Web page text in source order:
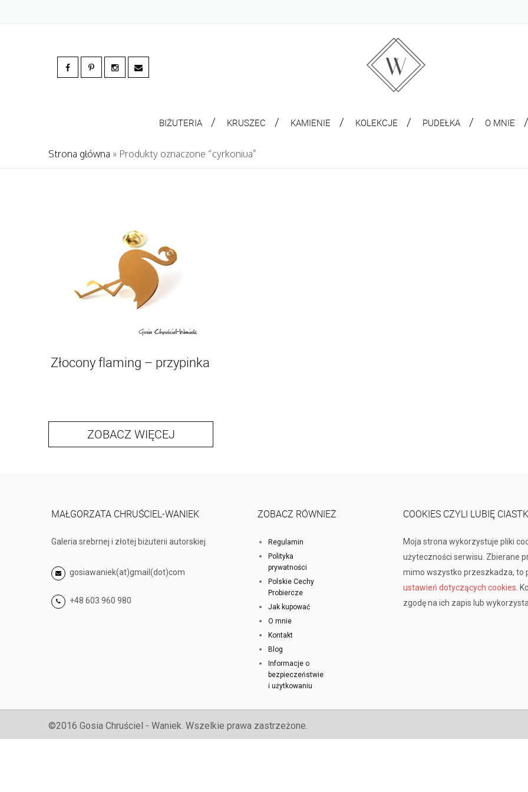
BIŻUTERIA KRUSZEC KAMIENIE KOLEKCJE PUDEŁKA O MNIE
Strona główna » Produkty oznaczone “cyrkoniua”
Złocony flaming – przypinka
ZOBACZ WIĘCEJ
MAŁGORZATA CHRUŚCIEL-WANIEK
Galeria srebrnej i złotej biżuterii autorskiej
gosiawaniek(at)gmail(dot)com
+48 603 960 980
ZOBACZ RÓWNIEŻ
Regulamin
Polityka
prywatności
Polskie Cechy
Probiercze
Jak kupować
O mnie
Kontakt
Blog
Informacje o
bezpieczeństwie
i użytkowaniu
COOKIES CZYLI LUBIĘ
Moja strona wykorzystuje pliki
użyteczności serwisu. Zbierane
mimo wszystko przeszkadza,
ustawień dotyczących cookies .
zgodę na ich zapis lub
©2016 Gosia Chruściel - Waniek. Wszelkie prawa zastrzeżone.